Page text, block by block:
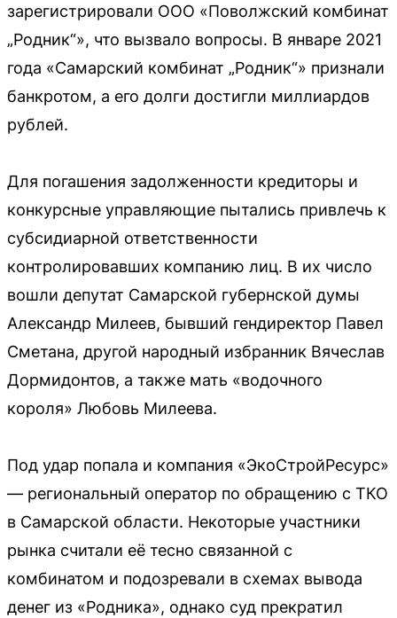
зарегистрировали ООО «Поволжский комбинат
„Родник“», что вызвало вопросы. В январе 2021
года «Самарский комбинат „Родник“» признали
банкротом, а его долги достигли миллиардов
рублей.
Для погашения задолженности кредиторы и
конкурсные управляющие пытались привлечь к
субсидиарной ответственности
контролировавших компанию лиц. В их число
вошли депутат Самарской губернской думы
Александр Милеев, бывший гендиректор Павел
Сметана, другой народный избранник Вячеслав
Дормидонтов, а также мать «водочного
короля» Любовь Милеева.
Под удар попала и компания «ЭкоСтройРесурс»
— региональный оператор по обращению с ТКО
в Самарской области. Некоторые участники
рынка считали её тесно связанной с
комбинатом и подозревали в схемах вывода
денег из «Родника», однако суд прекратил